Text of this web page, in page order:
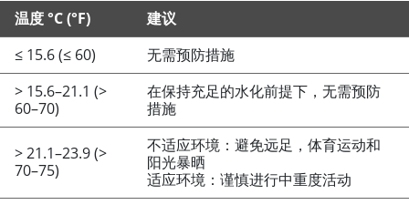
湿球温度和推荐活动水平
温度 °C (°F)
建议
≤ 15.6 (≤ 60)
无需预防措施
> 15.6–21.1 (>
60–70)
在保持充足的水化前提下，无需预防
措施
> 21.1–23.9 (>
70–75)
不适应环境：避免远足，体育运动和
阳光暴晒
适应环境：谨慎进行中重度活动